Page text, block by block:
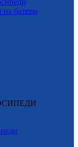
на батери